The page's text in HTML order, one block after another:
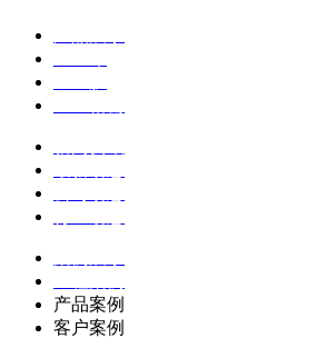
产品案例
客户案例